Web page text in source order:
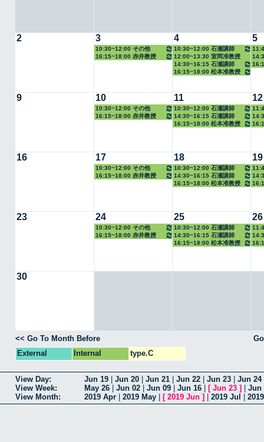
2 3
10:30~12:00 その他
16:15~18:00 赤井教授
4
10:30~12:00 石瀬講師
12:00~13:30 室岡准教授
14:30~16:15 石瀬講師
16:15~18:00 松本准教授
5
9 10
10:30~12:00 その他
16:15~18:00 赤井教授
11
10:30~12:00 石瀬講師
14:30~16:15 石瀬講師
16:15~18:00 松本准教授
12
16 17
10:30~12:00 その他
16:15~18:00 赤井教授
18
10:30~12:00 石瀬講師
14:30~16:15 石瀬講師
16:15~18:00 松本准教授
19
23 24
10:30~12:00 その他
16:15~18:00 赤井教授
25
10:30~12:00 石瀬講師
14:30~16:15 石瀬講師
16:15~18:00 松本准教授
26
30
<< Go To Month Before
External
Internal type.C
View Day: Jun 19 Jun 20 Jun 21 Jun 22 Jun 23 Jun 24
View Week:
May 26 Jun 02 Jun 09 Jun 16 [ Jun 23 ]
Jun
View Month:
2019 Apr 2019 May [ 2019 Jun ] 2019 Jul